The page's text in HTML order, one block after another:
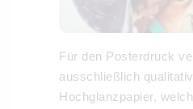
Für den Posterdruck
ausschließlich
Hochglanzpapier,